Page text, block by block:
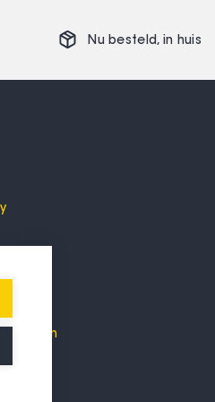
Nu besteld, in huis